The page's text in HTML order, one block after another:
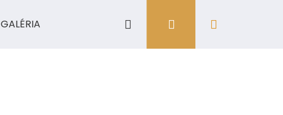
GALÉRIA Hľadať Prihlásenie